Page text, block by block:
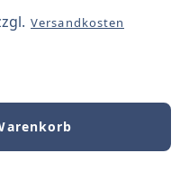
Versandkosten